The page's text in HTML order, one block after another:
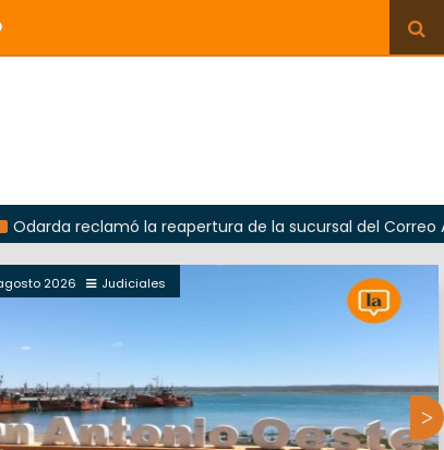
la reapertura de la sucursal del Correo Argentino
2026 Judiciales